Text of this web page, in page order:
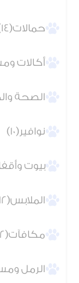
حمالات(14)
أكالات
الصحة
نوافير(10)
بيوت
الملابس(12)
مكافآت(52)
الرمل